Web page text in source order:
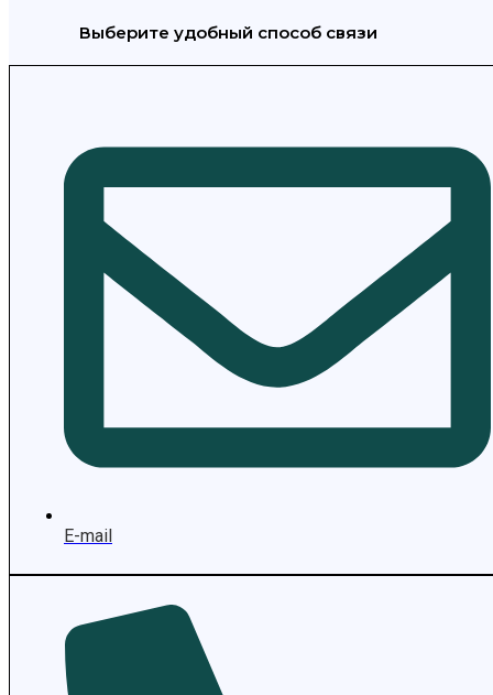
Выберите удобный способ связи
E-mail